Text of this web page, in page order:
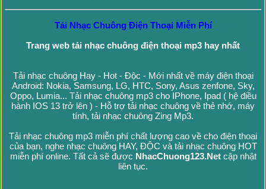
Tải Nhạc Chuông Điện Thoại Miễn Phí
Trang web tải nhạc chuông điện thoại mp3 hay nhất
Tải nhạc chuông Hay - Hot - Độc - Mới nhất về máy điện thoại
Android: Nokia, Samsung, LG, HTC, Sony, Asus zenfone, Sky,
Oppo, Lumia... Tải nhạc chuông mp3 cho IPhone, Ipad ( hệ điều
hành IOS 13 trở lên ) - Hỗ trợ tải nhạc chuông về thẻ nhớ, máy
tính, tải nhạc chuông Zing Mp3.
Tải nhạc chuông mp3 miễn phí chất lượng cao về cho điện thoại
của bạn, nghe nhạc chuông HAY, ĐỘC và tải nhạc chuông HOT
miễn phí online. Tất cả sẽ được NhacChuong123.Netcập nhật
liên tục.